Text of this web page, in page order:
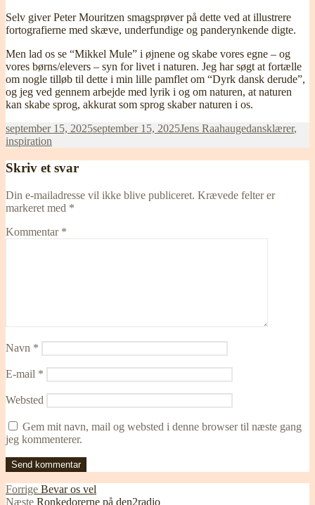
Selv giver Peter Mouritzen smagsprøver på dette ved at illustrere
fortografierne med skæve, underfundige og panderynkende digte.
Men lad os se “Mikkel Mule” i øjnene og skabe vores egne – og
vores børns/elevers – syn for livet i naturen. Jeg har søgt at fortælle
om nogle tilløb til dette i min lille pamflet om “Dyrk dansk derude”,
og jeg ved gennem arbejde med lyrik i og om naturen, at naturen
kan skabe sprog, akkurat som sprog skaber naturen i os.
Udgivet
i
september 15, 2025september 15, 2025Forfatter
Jens RaahaugeKategorier
dansklærer,
inspiration
Skriv et svar
Din e-mailadresse vil ikke blive publiceret. Krævede felter er
markeret med *
Kommentar *
Navn *
E-mail *
Websted
Gem mit navn, mail og websted i denne browser til næste gang
jeg kommenterer.
Indlægsnavigation
Forrige Forrige
indlæg:
Bevar os vel
Næste Næste
Ronkedorerne på den2radio